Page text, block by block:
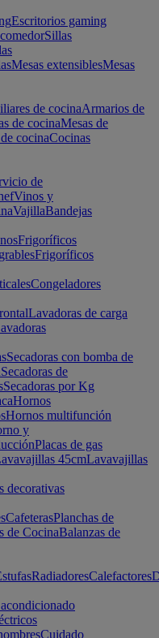
Escritorios gaming
Sillas
Mesas extensiblesMesas
de cocinaArmarios de
de cocinaMesas de
cocinaCocinas
de
Vinos y
VajillaBandejas
Frigoríficos
Frigoríficos
Congeladores
Lavadoras de carga
Secadoras con bomba de
Secadoras de
Secadoras por Kg
Hornos
Hornos multifunción
y
Placas de gas
45cmLavavajillas
decorativas
CafeterasPlanchas de
de CocinaBalanzas de
RadiadoresCalefactores
Cuidado